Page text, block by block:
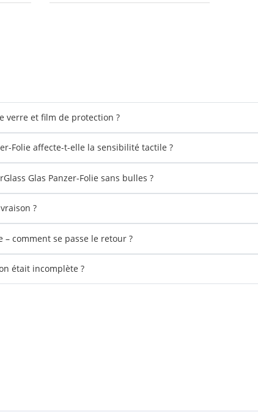
verre et film de protection ?
Folie affecte-t-elle la sensibilité tactile ?
Glas Panzer-Folie sans bulles ?
?
– comment se passe le retour ?
était incomplète ?